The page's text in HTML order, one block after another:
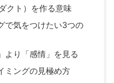
クト）を作る意味
で気をつけたい3つの
より「感情」を見る
ミングの見極め方